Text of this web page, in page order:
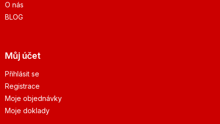
O nás
BLOG
Můj účet
Přihlásit se
Registrace
Moje objednávky
Moje doklady